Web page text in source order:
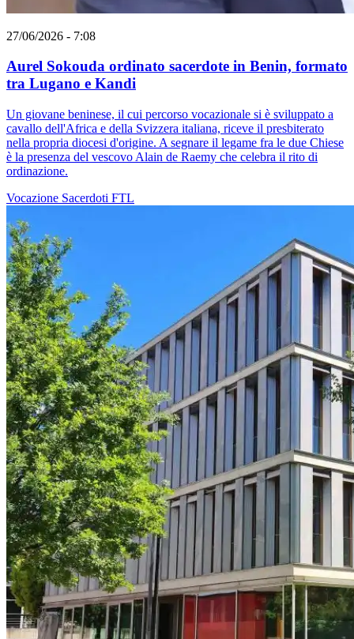
27/06/2026 - 7:08
Aurel Sokouda ordinato sacerdote in Benin, formato
tra Lugano e Kandi
Un giovane beninese, il cui percorso vocazionale si è sviluppato a
cavallo dell'Africa e della Svizzera italiana, riceve il presbiterato
nella propria diocesi d'origine. A segnare il legame fra le due Chiese
è la presenza del vescovo Alain de Raemy che celebra il rito di
ordinazione.
Vocazione Sacerdoti FTL